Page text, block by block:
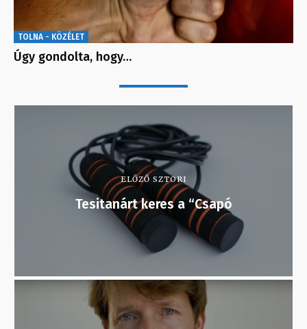
TOLNA - KÖZÉLET
Úgy gondolta, hogy…
ELŐZŐ SZTORI
Tesitanárt keres a “Csapó